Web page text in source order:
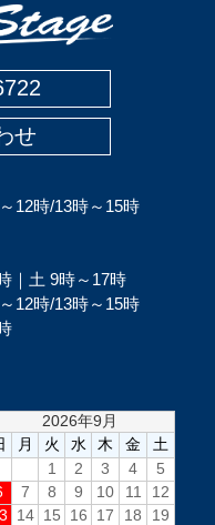
せ
12時/13時～15時
土 9時～17時
時/13時～15時